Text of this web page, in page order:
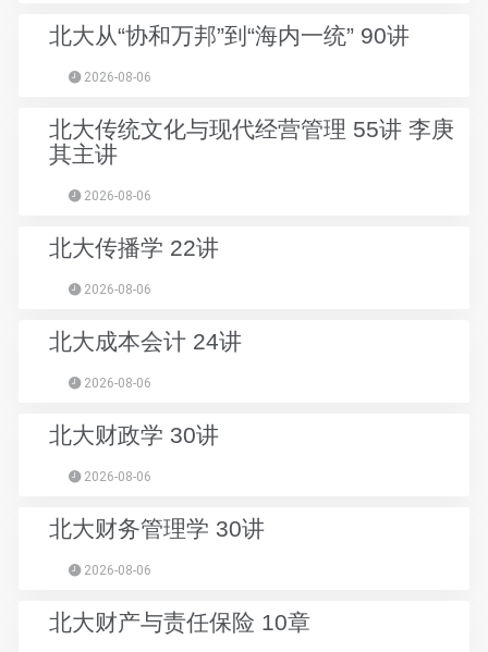
北大从“协和万邦”到“海内一统” 90讲
2026-08-06
北大传统文化与现代经营管理 55讲 李庚
其主讲
2026-08-06
北大传播学 22讲
2026-08-06
北大成本会计 24讲
2026-08-06
北大财政学 30讲
2026-08-06
北大财务管理学 30讲
2026-08-06
北大财产与责任保险 10章